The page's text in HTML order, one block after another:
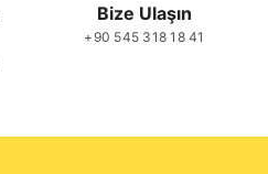
Bize Ulaşın
+90 545 318 18 41